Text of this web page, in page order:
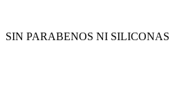
SIN PARABENOS NI SILICONAS